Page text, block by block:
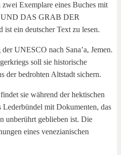
UNESCO nach Sana’a, Jemen.
soll sie historische
der bedrohten Altstadt sichern.
sie während der hektischen
Lederbündel mit Dokumenten, das
unberührt geblieben ist. Die
eines venezianischen